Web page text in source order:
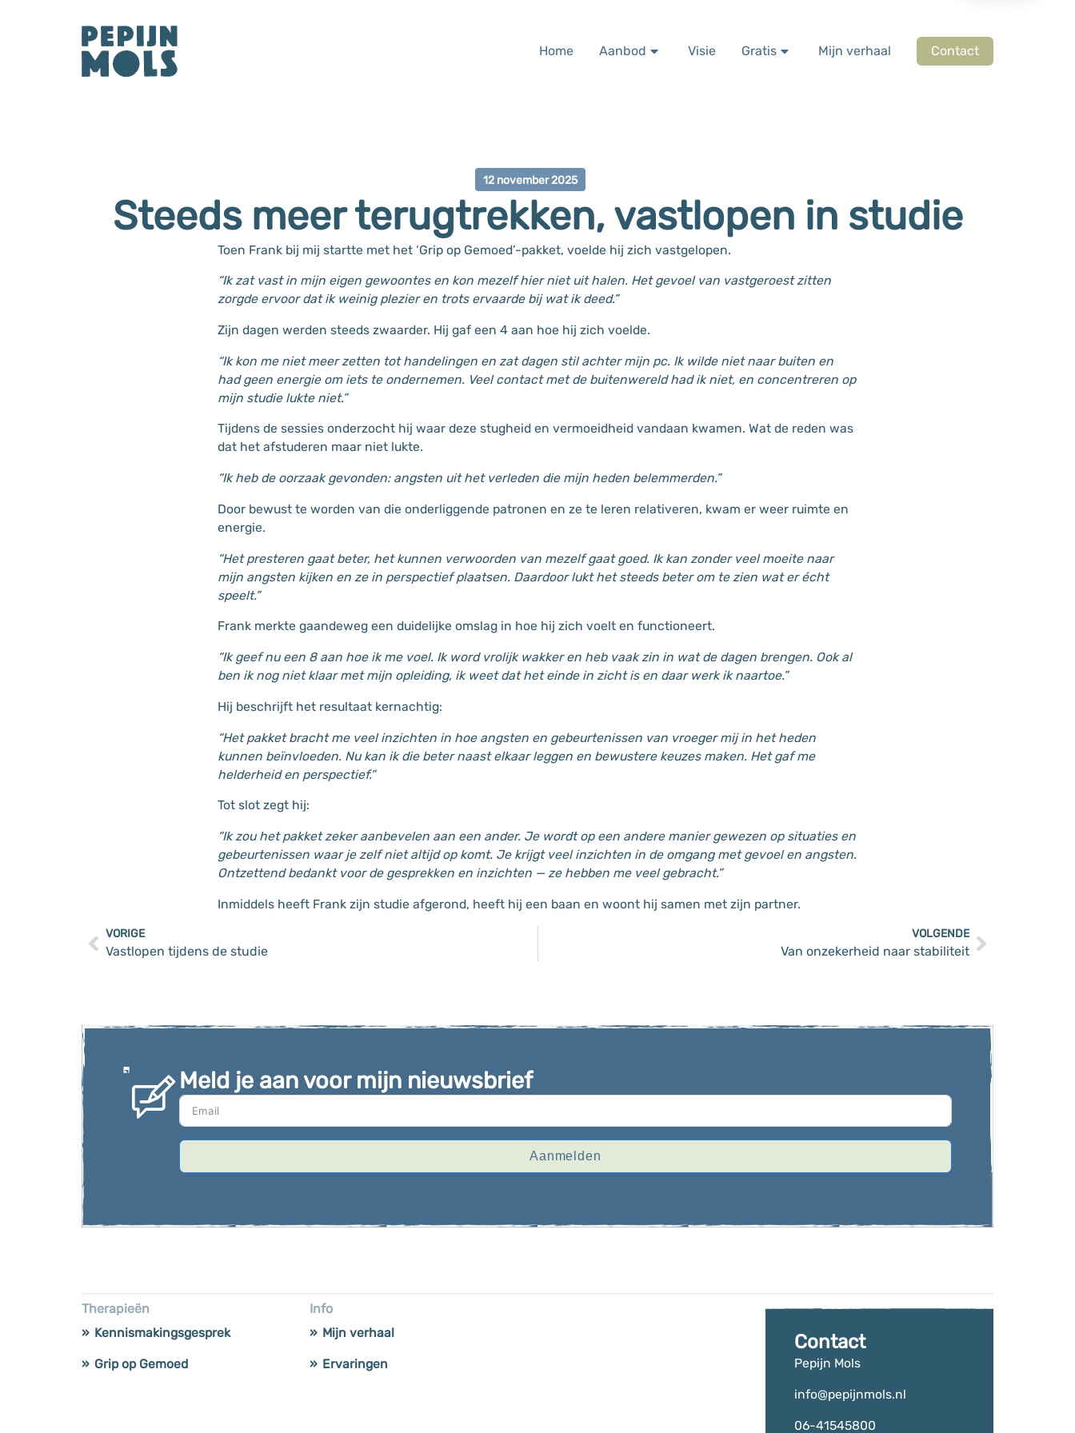
Home Aanbod Visie Gratis Mijn verhaal Contact
12 november 2025
Steeds meer terugtrekken, vastlopen in studie
Toen Frank bij mij startte met het ‘Grip op Gemoed’-pakket, voelde hij zich vastgelopen.
“Ik zat vast in mijn eigen gewoontes en kon mezelf hier niet uit halen. Het gevoel van vastgeroest zitten
zorgde ervoor dat ik weinig plezier en trots ervaarde bij wat ik deed.”
Zijn dagen werden steeds zwaarder. Hij gaf een 4 aan hoe hij zich voelde.
“Ik kon me niet meer zetten tot handelingen en zat dagen stil achter mijn pc. Ik wilde niet naar buiten en
had geen energie om iets te ondernemen. Veel contact met de buitenwereld had ik niet, en concentreren op
mijn studie lukte niet.”
Tijdens de sessies onderzocht hij waar deze stugheid en vermoeidheid vandaan kwamen. Wat de reden was
dat het afstuderen maar niet lukte.
“Ik heb de oorzaak gevonden: angsten uit het verleden die mijn heden belemmerden.”
Door bewust te worden van die onderliggende patronen en ze te leren relativeren, kwam er weer ruimte en
energie.
“Het presteren gaat beter, het kunnen verwoorden van mezelf gaat goed. Ik kan zonder veel moeite naar
mijn angsten kijken en ze in perspectief plaatsen. Daardoor lukt het steeds beter om te zien wat er écht
speelt.”
Frank merkte gaandeweg een duidelijke omslag in hoe hij zich voelt en functioneert.
“Ik geef nu een 8 aan hoe ik me voel. Ik word vrolijk wakker en heb vaak zin in wat de dagen brengen. Ook al
ben ik nog niet klaar met mijn opleiding, ik weet dat het einde in zicht is en daar werk ik naartoe.”
Hij beschrijft het resultaat kernachtig:
“Het pakket bracht me veel inzichten in hoe angsten en gebeurtenissen van vroeger mij in het heden
kunnen beïnvloeden. Nu kan ik die beter naast elkaar leggen en bewustere keuzes maken. Het gaf me
helderheid en perspectief.”
Tot slot zegt hij:
“Ik zou het pakket zeker aanbevelen aan een ander. Je wordt op een andere manier gewezen op situaties en
gebeurtenissen waar je zelf niet altijd op komt. Je krijgt veel inzichten in de omgang met gevoel en angsten.
Ontzettend bedankt voor de gesprekken en inzichten — ze hebben me veel gebracht.”
Inmiddels heeft Frank zijn studie afgerond, heeft hij een baan en woont hij samen met zijn partner.
VORIGE
Vastlopen tijdens de studie
VOLGENDE
Van onzekerheid naar stabiliteit
Meld je aan voor mijn nieuwsbrief
Aanmelden
Therapieën
Kennismakingsgesprek
Grip op Gemoed
Info
Mijn verhaal
Ervaringen
Contact
Pepijn Mols
info@pepijnmols.nl
06-41545800